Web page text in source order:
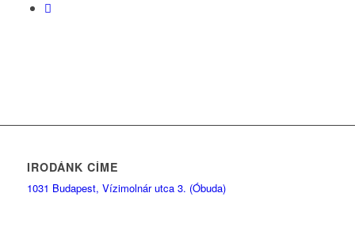
IRODÁNK CÍME
1031 Budapest, Vízimolnár utca 3. (Óbuda)